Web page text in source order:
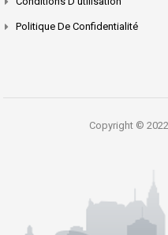
Politique De Confidentialité
Copyright ©